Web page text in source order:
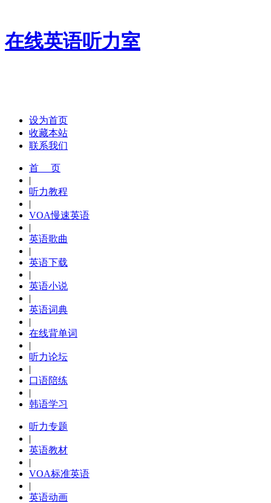
在线英语听力室
设为首页
收藏本站
联系我们
首 页
|
听力教程
|
VOA慢速英语
|
英语歌曲
|
英语下载
|
英语小说
|
英语词典
|
在线背单词
|
听力论坛
|
口语陪练
|
韩语学习
听力专题
|
英语教材
|
VOA标准英语
|
英语动画